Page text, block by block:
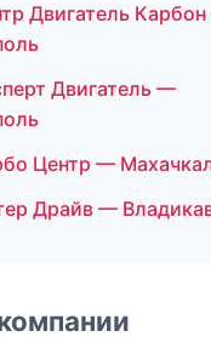
Двигатель
Двигатель —
Центр —
Драйв —